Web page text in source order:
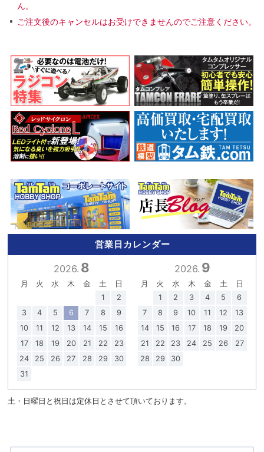
ん。
ご注文後のキャンセルはお受けできませんのでご注意ください。
営業日カレンダー
2026. 8
月 火 水 木 金 土
日
1
2
3
4 5 6 7 8
9
10
11 12 13 14 15
16
17
18 19 20 21 22
23
24
25 26 27 28 29
30
31
2026. 9
月 火 水 木 金 土
日
1
2 3 4 5
6
7
8 9 10 11 12
13
14
15 16 17 18 19
20
21
22 23 24 25 26
27
28
29 30
土・日曜日と祝日は定休日とさせて頂いております。